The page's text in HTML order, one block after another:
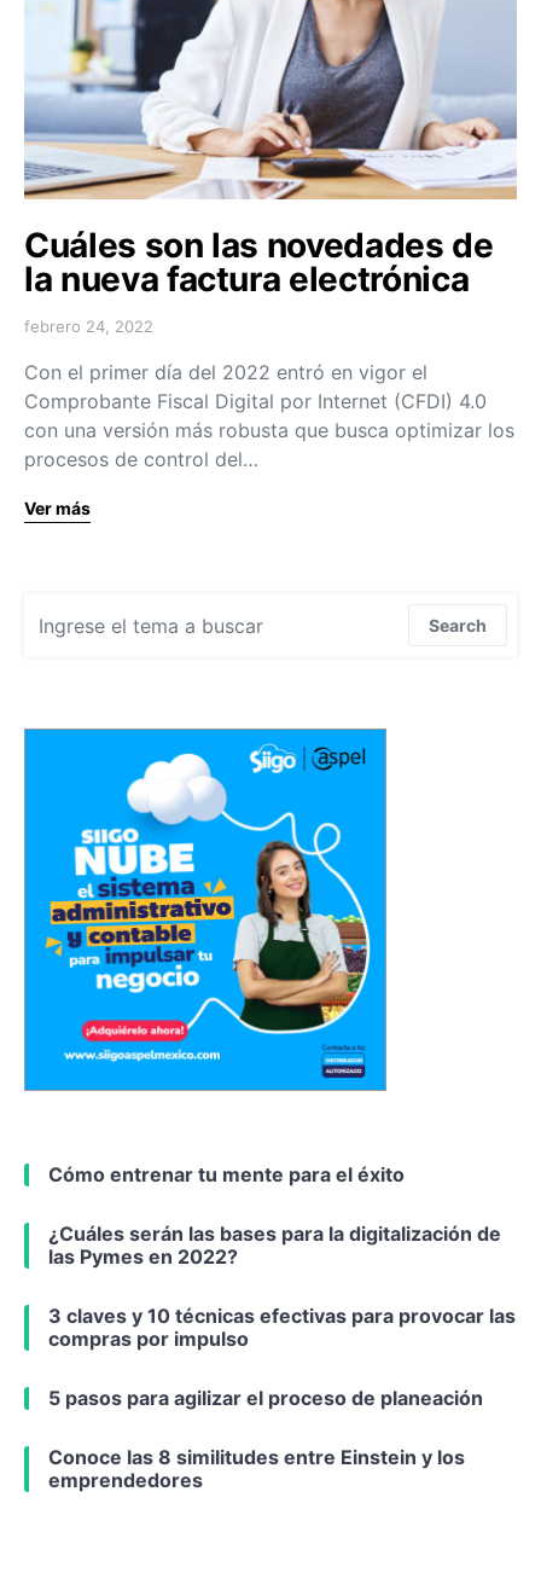
Cuáles son las novedades de
la nueva factura electrónica
febrero 24, 2022
Con el primer día del 2022 entró en vigor el
Comprobante Fiscal Digital por Internet (CFDI) 4.0
con una versión más robusta que busca optimizar los
procesos de control del…
Ver más
Search
Cómo entrenar tu mente para el éxito
¿Cuáles serán las bases para la digitalización de
las Pymes en 2022?
3 claves y 10 técnicas efectivas para provocar las
compras por impulso
5 pasos para agilizar el proceso de planeación
Conoce las 8 similitudes entre Einstein y los
emprendedores